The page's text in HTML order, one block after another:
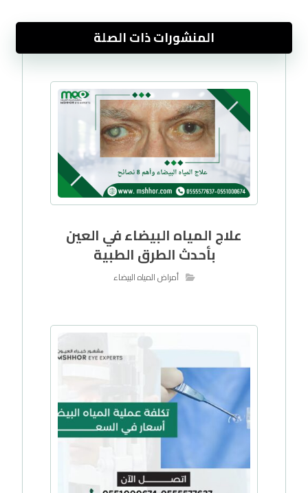
المنشورات ذات الصلة
علاج المياه البيضاء في العين
بأحدث الطرق الطبية
أمراض المياه البيضاء